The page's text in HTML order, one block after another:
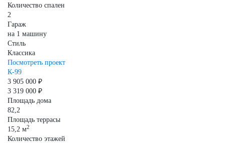
Количество спален
2
Гараж
на 1 машину
Стиль
Классика
Посмотреть проект
К-99
3 905 000 ₽
3 319 000 ₽
Площадь дома
82,2
Площадь террасы
15,2 м2
Количество этажей